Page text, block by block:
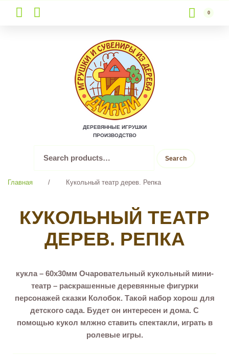
to
content
0
ДЕРЕВЯННЫЕ ИГРУШКИ
ПРОИЗВОДСТВО
for:
Search
Главная / Кукольный театр дерев. Репка
КУКОЛЬНЫЙ ТЕАТР
ДЕРЕВ. РЕПКА
кукла – 60х30мм Очаровательный кукольный мини-
театр – раскрашенные деревянные фигурки
персонажей сказки Колобок. Такой набор хорош для
детского сада. Будет он интересен и дома. С
помощью кукол млжно ставить спектакли, играть в
ролевые игры.